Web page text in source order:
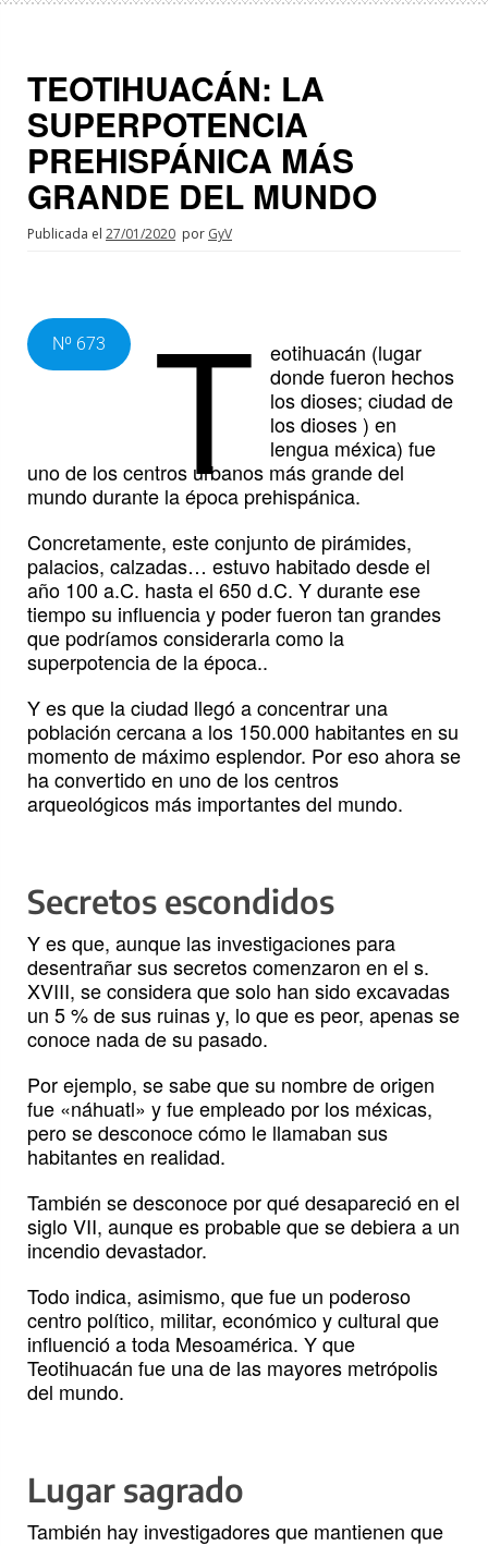
TEOTIHUACÁN: LA
SUPERPOTENCIA
PREHISPÁNICA MÁS
GRANDE DEL MUNDO
Publicada el 27/01/2020 por GyV
Nº 673 T
eotihuacán (lugar
donde fueron hechos
los dioses; ciudad de
los dioses ) en
lengua méxica) fue
uno de los centros urbanos más grande del
mundo durante la época prehispánica.
Concretamente, este conjunto de pirámides,
palacios, calzadas… estuvo habitado desde el
año 100 a.C. hasta el 650 d.C. Y durante ese
tiempo su influencia y poder fueron tan grandes
que podríamos considerarla como la
superpotencia de la época..
Y es que la ciudad llegó a concentrar una
población cercana a los 150.000 habitantes en su
momento de máximo esplendor. Por eso ahora se
ha convertido en uno de los centros
arqueológicos más importantes del mundo.
Secretos escondidos
Y es que, aunque las investigaciones para
desentrañar sus secretos comenzaron en el s.
XVIII, se considera que solo han sido excavadas
un 5 % de sus ruinas y, lo que es peor, apenas se
conoce nada de su pasado.
Por ejemplo, se sabe que su nombre de origen
fue «náhuatl» y fue empleado por los méxicas,
pero se desconoce cómo le llamaban sus
habitantes en realidad.
También se desconoce por qué desapareció en el
siglo VII, aunque es probable que se debiera a un
incendio devastador.
Todo indica, asimismo, que fue un poderoso
centro político, militar, económico y cultural que
influenció a toda Mesoamérica. Y que
Teotihuacán fue una de las mayores metrópolis
del mundo.
Lugar sagrado
También hay investigadores que mantienen que